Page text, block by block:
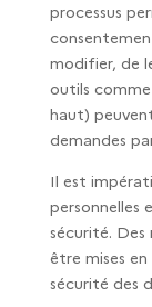
processus
modifier, de
outils comme
haut)
demandes
Il est
personnelles
sécurité. Des
être mises
sécurité des